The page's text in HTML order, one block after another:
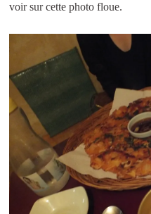
voir sur cette photo floue.